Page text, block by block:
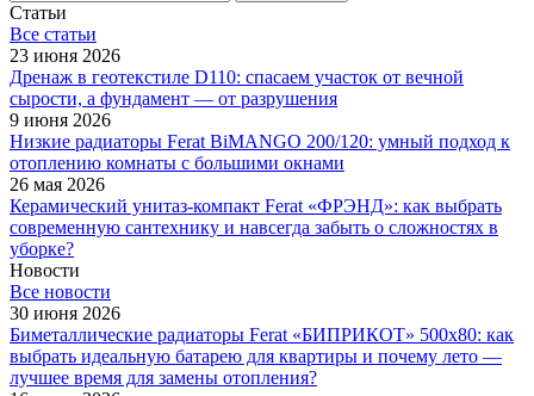
Статьи
Все cтатьи
23 июня 2026
Дренаж в геотекстиле D110: спасаем участок от вечной
сырости, а фундамент — от разрушения
9 июня 2026
Низкие радиаторы Ferat BiMANGO 200/120: умный подход к
отоплению комнаты с большими окнами
26 мая 2026
Керамический унитаз-компакт Ferat «ФРЭНД»: как выбрать
современную сантехнику и навсегда забыть о сложностях в
уборке?
Новости
Все новости
30 июня 2026
Биметаллические радиаторы Ferat «БИПРИКОТ» 500x80: как
выбрать идеальную батарею для квартиры и почему лето —
лучшее время для замены отопления?